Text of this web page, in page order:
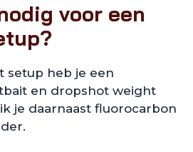
voor een
setup heb je een
en dropshot weight
je daarnaast fluorocarbon